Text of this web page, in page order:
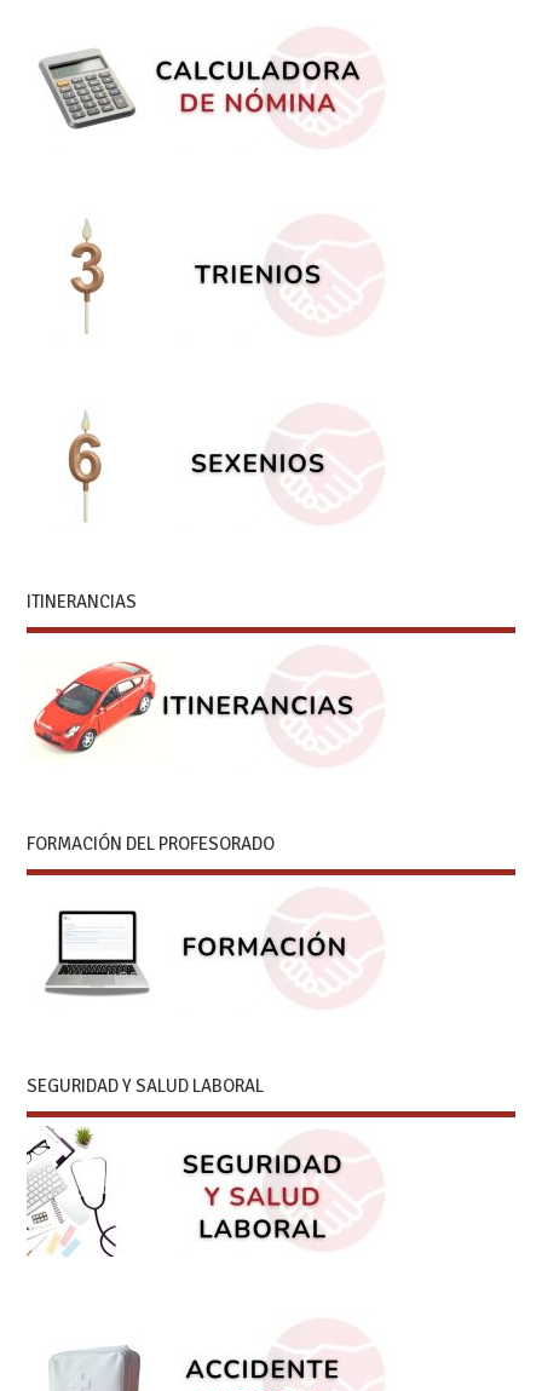
ITINERANCIAS
FORMACIÓN DEL PROFESORADO
SEGURIDAD Y SALUD LABORAL